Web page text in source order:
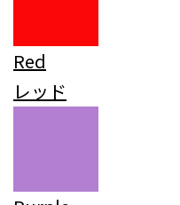
Red
レッド